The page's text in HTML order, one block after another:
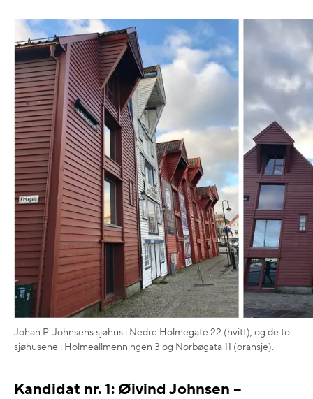
Johan P. Johnsens sjøhus i Nedre Holmegate 22 (hvitt), og de to
sjøhusene i Holmeallmenningen 3 og Norbøgata 11 (oransje).
Kandidat nr. 1: Øivind Johnsen –